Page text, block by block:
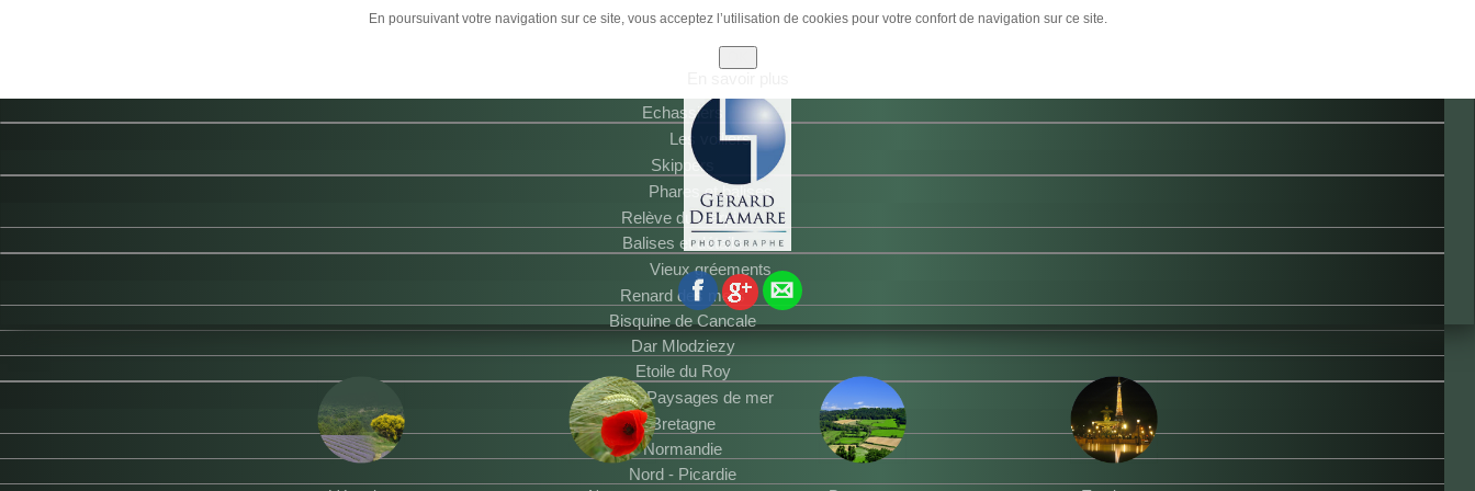
En poursuivant votre navigation sur ce site, vous acceptez l’utilisation de cookies pour votre confort de navigation sur ce site.
Maximenu CK message : Your module is still working in V8 Legacy mode. Please change it in the Advanced options to remove this message.
Echassiers
Les voiliers
Skippers
Phares et balises
Relève du Herpin
Balises et détails
Vieux gréements
Renard des mers
Bisquine de Cancale
Dar Mlodziezy
Etoile du Roy
Paysages de mer
Bretagne
Normandie
Nord - Picardie